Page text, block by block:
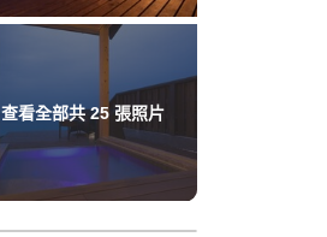
查看全部共25張照片